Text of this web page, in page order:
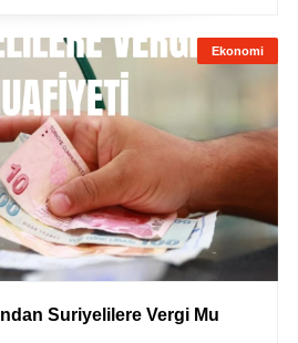
Ekonomi
Suriyelilere Vergi Mu